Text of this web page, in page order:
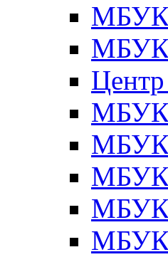
МБУК
МБУК
МБУК
МБУК
МБУК
МБУК
МБУК